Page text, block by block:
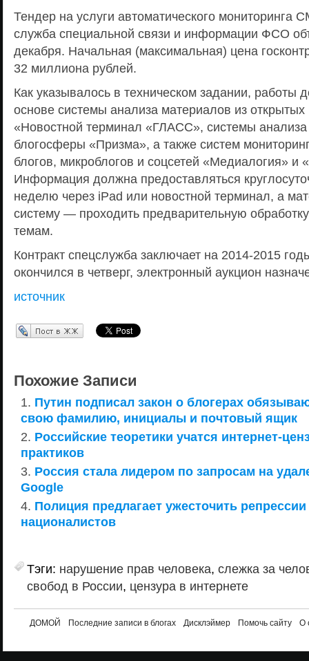
Тендер на услуги автоматического мониторинга
служба специальной связи и информации ФСО
декабря. Начальная (максимальная) цена
32 миллиона рублей.
Как указывалось в техническом задании, работы
основе системы анализа материалов из открытых
«Новостной терминал «ГЛАСС», системы
блогосферы «Призма», а также систем
блогов, микроблогов и соцсетей «Медиалогия»
Информация должна предоставляться
неделю через iPad или новостной терминал, а
систему — проходить предварительную
темам.
Контракт спецслужба заключает на 2014-2015
окончился в четверг, электронный аукцион
источник
Перепост в ЖЖ
Похожие Записи
Путин подписал закон о блогерах
свою фамилию, инициалы и почтовый ящик
Российские теоретики учатся интернет-
практиков
Россия стала лидером по запросам на
Google
Полиция предлагает ужесточить
националистов
Тэги: нарушение прав человека, слежка за
свобод в России, цензура в интернете
ДОМОЙ Последние записи в блогах Дисклэймер Помочь сайту О